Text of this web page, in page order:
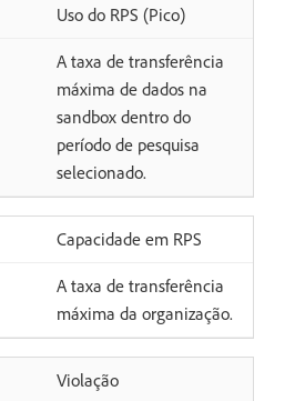
Uso do RPS (Pico)
A taxa de transferência
máxima de dados na
sandbox dentro do
período de pesquisa
selecionado.
Capacidade em RPS
A taxa de transferência
máxima da organização.
Violação